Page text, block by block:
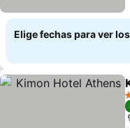
Elige fechas para ver